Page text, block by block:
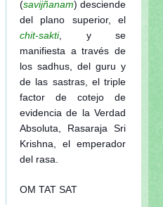
(savijñanam) desciende
del plano superior, el
chit-sakti, y se
manifiesta a través de
los sadhus, del guru y
de las sastras, el triple
factor de cotejo de
evidencia de la Verdad
Absoluta, Rasaraja Sri
Krishna, el emperador
del rasa.
OM TAT SAT